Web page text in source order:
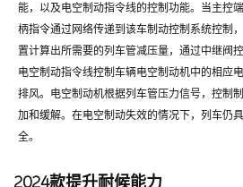
能，以及电空制动指令线的控制功能。当主控
柄指令通过网络传递到该车制动控制系统控制
置计算出所需要的列车管减压量，通过中继阀
电空制动指令线控制车辆电空制动机中的相应
排风。电空制动机根据列车管压力信号，控制
加和缓解。在电空制动失效的情况下，列车仍
全。
2024款提升耐候能力